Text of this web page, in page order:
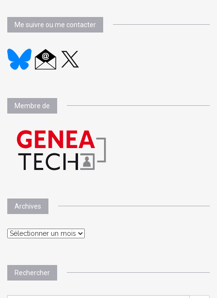
Me suivre ou me contacter
Membre de
Archives
Archives
Rechercher